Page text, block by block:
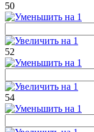
50
52
54